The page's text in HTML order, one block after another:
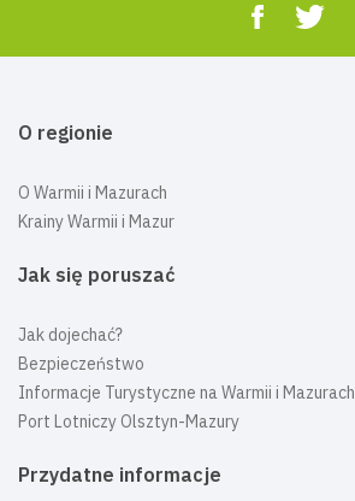
O regionie
O Warmii i Mazurach
Krainy Warmii i Mazur
Jak się poruszać
Jak dojechać?
Bezpieczeństwo
Informacje Turystyczne na Warmii i Mazurach
Port Lotniczy Olsztyn-Mazury
Przydatne informacje